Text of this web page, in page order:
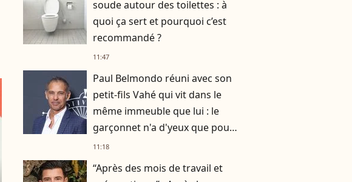
soude autour des toilettes : à
quoi ça sert et pourquoi c’est
recommandé ?
11:47
Paul Belmondo réuni avec son
petit-fils Vahé qui vit dans le
même immeuble que lui : le
garçonnet n'a d'yeux que pour
son papa à la télévision
11:18
“Après des mois de travail et